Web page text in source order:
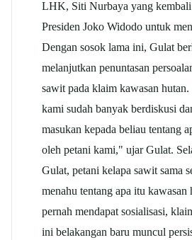
LHK, Siti Nurbaya yang
Presiden Joko Widodo untuk
Dengan sosok lama ini, Gulat
melanjutkan penuntasan
sawit pada klaim kawasan
kami sudah banyak berdiskusi
masukan kepada beliau tentang
oleh petani kami," ujar Gulat.
Gulat, petani kelapa sawit sama
menahu tentang apa itu
pernah mendapat sosialisasi,
ini belakangan baru muncul